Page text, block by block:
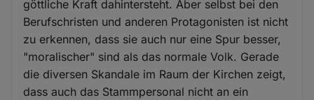
göttliche Kraft dahintersteht. Aber selbst bei den
Berufschristen und anderen Protagonisten ist nicht
zu erkennen, dass sie auch nur eine Spur besser,
"moralischer" sind als das normale Volk. Gerade
die diversen Skandale im Raum der Kirchen zeigt,
dass auch das Stammpersonal nicht an ein